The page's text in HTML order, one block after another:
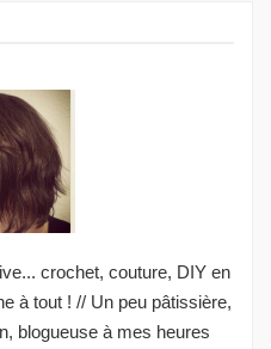
crochet, couture, DIY en
à tout ! // Un peu pâtissière,
blogueuse à mes heures